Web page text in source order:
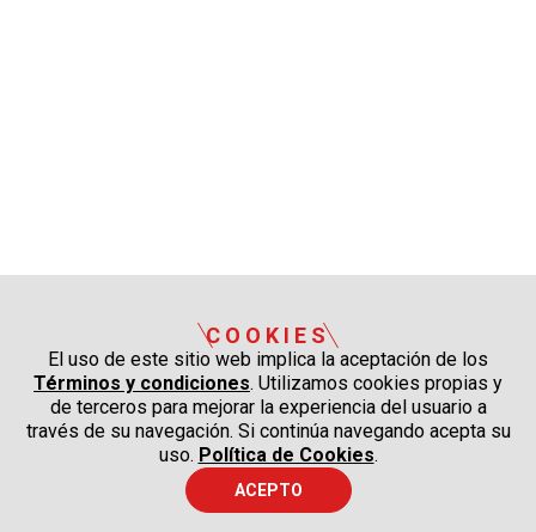
COOKIES
El uso de este sitio web implica la aceptación de los
Términos y condiciones. Utilizamos cookies propias y
de terceros para mejorar la experiencia del usuario a
través de su navegación. Si continúa navegando acepta su
uso. Política de Cookies.
ACEPTO